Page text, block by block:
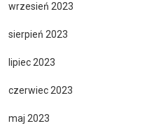
wrzesień 2023
sierpień 2023
lipiec 2023
czerwiec 2023
maj 2023